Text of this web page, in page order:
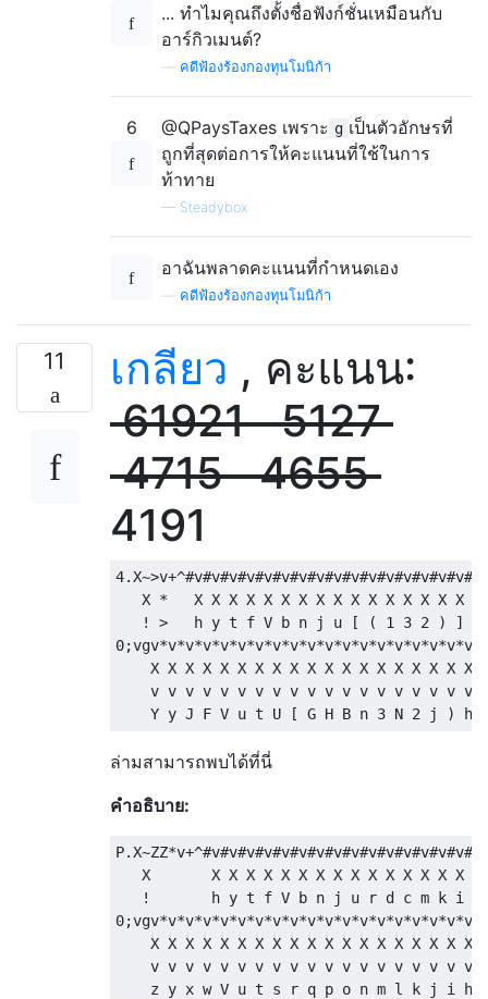
... ทำไมคุณถึงตั้งชื่อฟังก์ชั่นเหมือนกับ
อาร์กิวเมนต์?
คดีฟ้องร้องกองทุนโมนิก้า
6 @QPaysTaxes เพราะ g เป็นตัวอักษรที่
ถูกที่สุดต่อการให้คะแนนที่ใช้ในการ
ท้าทาย
— Steadybox
อาฉันพลาดคะแนนที่กำหนดเอง
คดีฟ้องร้องกองทุนโมนิก้า
11 เกลียว , คะแนน:
619215127
47154655
4191
X *   X X X X X X X X X X X X X X X X X
! >   h y t f V b n j u [ ( 1 3 2 ) ] U
X X X X X X X X X X X X X X X X X X X
v v v v v v v v v v v v v v v v v v v
ล่ามสามารถพบได้ที่นี่
คำอธิบาย:
X       X X X X X X X X X X X X X X X X
!       h y t f V b n j u r d c m k i e
X X X X X X X X X X X X X X X X X X X
v v v v v v v v v v v v v v v v v v v